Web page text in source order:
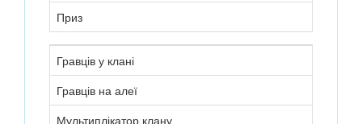
Приз
Гравців у клані
Гравців на алеї
Мультиплікатор клану